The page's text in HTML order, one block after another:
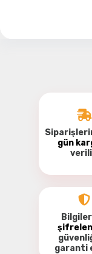
pil hakkında
Merhaba.
Batarya Hk.
Merhaba
Mehmet
Yorum Yaz
gün
garanti